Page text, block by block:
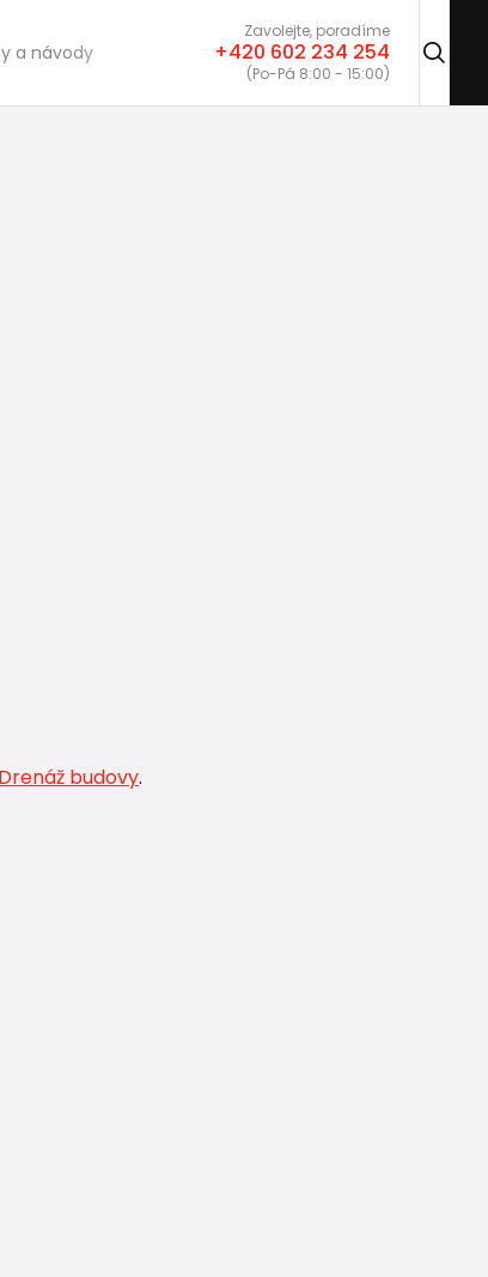
a návody
Zavolejte, poradíme
+420 602 234 254
(Po-Pá 8:00 - 15:00)
budovy.